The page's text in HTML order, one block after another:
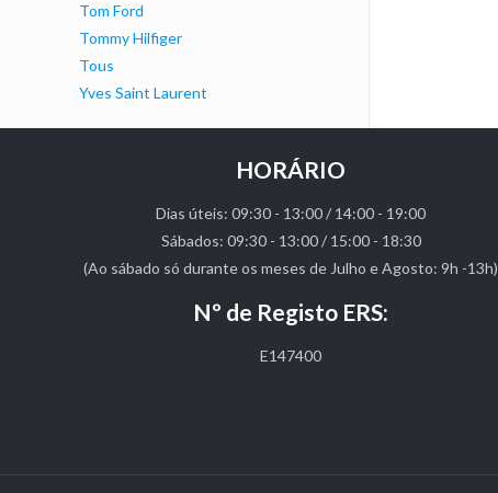
Tom Ford
Tommy Hilfiger
Tous
Yves Saint Laurent
HORÁRIO
Dias úteis: 09:30 - 13:00 / 14:00 - 19:00
Sábados: 09:30 - 13:00 / 15:00 - 18:30
(Ao sábado só durante os meses de Julho e Agosto: 9h -13h)
Nº de Registo ERS:
E147400